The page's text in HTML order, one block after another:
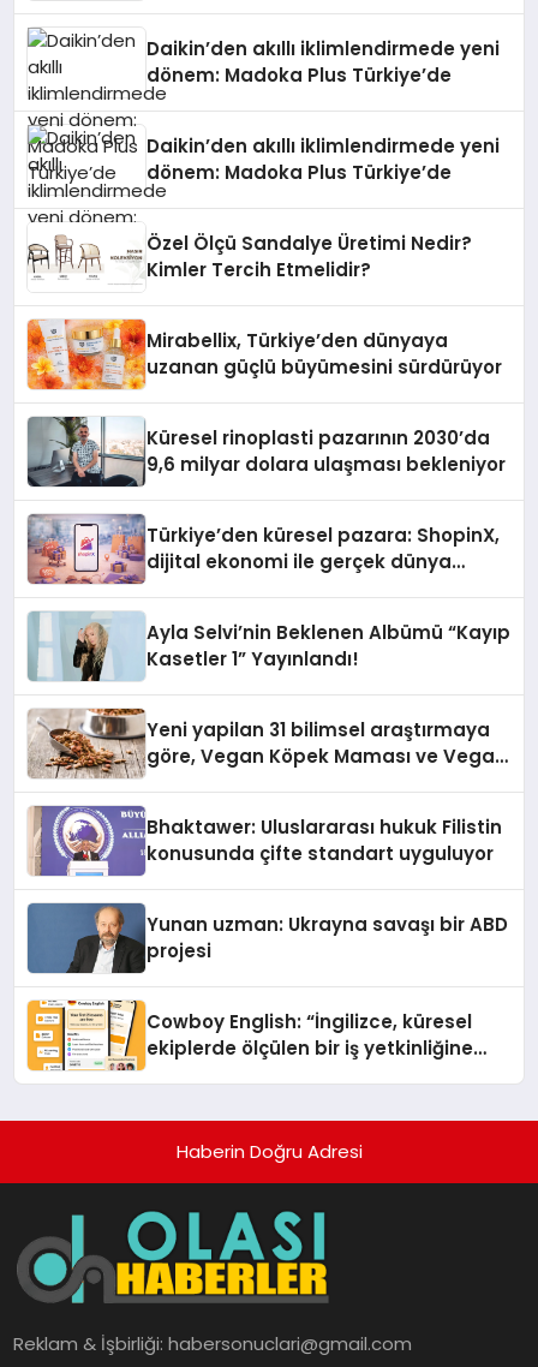
Daikin’den akıllı iklimlendirmede yeni
dönem: Madoka Plus Türkiye’de
Daikin’den akıllı iklimlendirmede yeni
dönem: Madoka Plus Türkiye’de
Özel Ölçü Sandalye Üretimi Nedir?
Kimler Tercih Etmelidir?
Mirabellix, Türkiye’den dünyaya
uzanan güçlü büyümesini sürdürüyor
Küresel rinoplasti pazarının 2030’da
9,6 milyar dolara ulaşması bekleniyor
Türkiye’den küresel pazara: ShopinX,
dijital ekonomi ile gerçek dünya
Ayla Selvi’nin Beklenen Albümü “Kayıp
Kasetler 1” Yayınlandı!
Yeni yapilan 31 bilimsel araştırmaya
göre, Vegan Köpek Maması ve Vegan
Bhaktawer: Uluslararası hukuk Filistin
konusunda çifte standart uyguluyor
Yunan uzman: Ukrayna savaşı bir ABD
projesi
Cowboy English: “İngilizce, küresel
ekiplerde ölçülen bir iş yetkinliğine
Haberin Doğru Adresi
Reklam & İşbirliği:habersonuclari@gmail.com